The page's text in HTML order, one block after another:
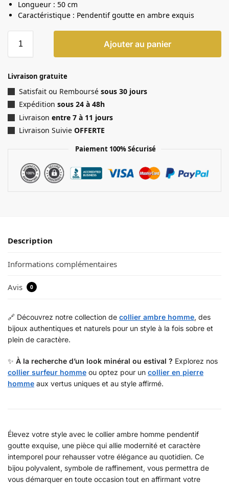
Longueur : 50 cm
Caractéristique : Pendentif goutte en ambre exquis
Ajouter au panier
Livraison gratuite
Satisfait ou Remboursé sous 30 jours
Expédition sous 24 à 48h
Livraison entre 7 à 11 jours
Livraison Suivie OFFERTE
Paiement 100% Sécurisé
Description
Informations complémentaires
Avis 0
🔗 Découvrez notre collection de collier ambre homme, des
bijoux authentiques et naturels pour un style à la fois sobre et
plein de caractère.
✨ À la recherche d’un look minéral ou estival ? Explorez nos
collier surfeur homme ou optez pour un collier en pierre
homme aux vertus uniques et au style affirmé.
Élevez votre style avec le collier ambre homme pendentif
goutte exquise, une pièce qui allie modernité et caractère
intemporel pour rehausser votre élégance au quotidien. Ce
bijou polyvalent, symbole de raffinement, vous permettra de
vous démarquer en toute occasion tout en affirmant votre